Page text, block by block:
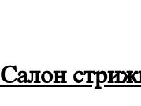
Салон